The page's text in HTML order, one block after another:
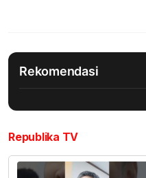
Rekomendasi
Republika TV